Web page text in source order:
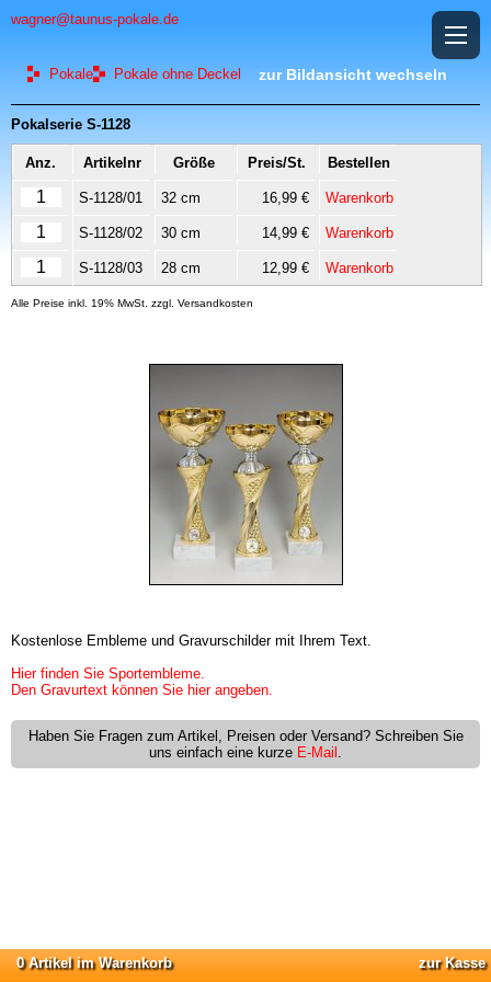
wagner@taunus-pokale.de
Pokale Pokale ohne Deckel zur Bildansicht wechseln
Pokalserie S-1128
Anz. Artikelnr Größe Preis/St. Bestellen
S-1128/01 32 cm 16,99 € Warenkorb
S-1128/02 30 cm 14,99 € Warenkorb
S-1128/03 28 cm 12,99 € Warenkorb
Alle Preise inkl. 19% MwSt. zzgl. Versandkosten
Kostenlose Embleme und Gravurschilder mit Ihrem Text.
Hier finden Sie Sportembleme.
Den Gravurtext können Sie hier angeben.
Haben Sie Fragen zum Artikel, Preisen oder Versand? Schreiben Sie
uns einfach eine kurze E-Mail .
0 Artikel im Warenkorb zur Kasse